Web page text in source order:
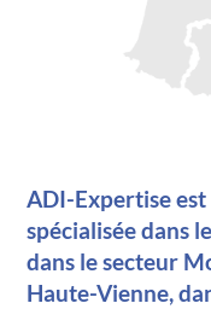
ADI-Expertise
spécialisée dans
dans le secteur
Haute-Vienne,